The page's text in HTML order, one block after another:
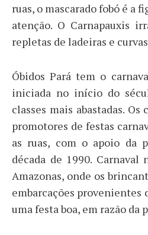
ruas, o mascarado fobó é a
atenção. O Carnapauxis
repletas de ladeiras e
Óbidos Pará tem o
iniciada no início do
classes mais abastadas.
promotores de festas
as ruas, com o apoio da
década de 1990. Carnaval
Amazonas, onde os
embarcações provenientes
uma festa boa, em razão da